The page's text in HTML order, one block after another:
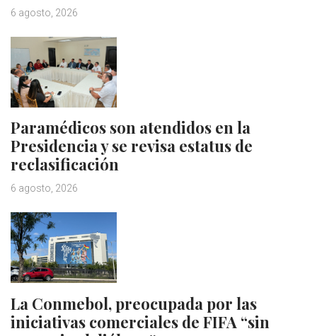
6 agosto, 2026
Paramédicos son atendidos en la
Presidencia y se revisa estatus de
reclasificación
6 agosto, 2026
La Conmebol, preocupada por las
iniciativas comerciales de FIFA “sin